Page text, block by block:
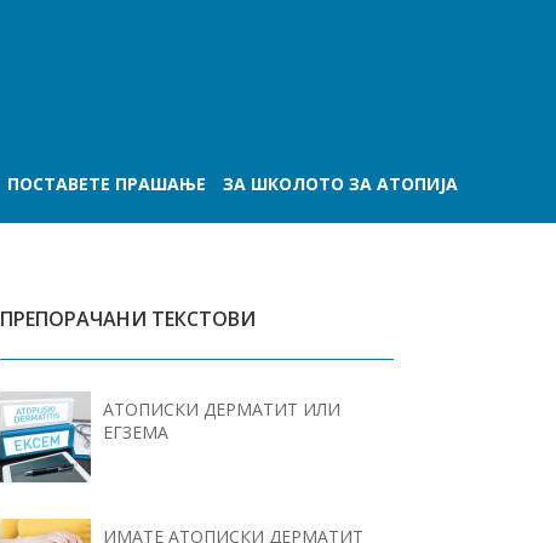
ПОСТАВЕТЕ ПРАШАЊЕ ЗА ШКОЛОТО ЗА АТОПИЈА
ПРЕПОРАЧАНИ ТЕКСТОВИ
АТОПИСКИ ДЕРМАТИТ ИЛИ
ЕГЗЕМА
ИМАТЕ АТОПИСКИ ДЕРМАТИТ